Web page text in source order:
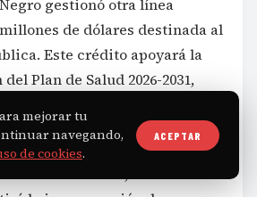
gestionó otra línea
de dólares destinada al
Este crédito apoyará la
Plan de Salud 2026-2031,
integral.
mejorar tu
navegando,
de cookies.
ACEPTAR